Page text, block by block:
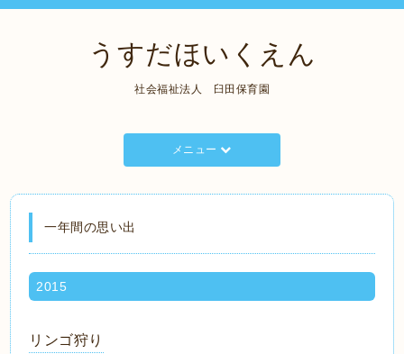
うすだほいくえん
社会福祉法人 臼田保育園
メニュー
一年間の思い出
2015
リンゴ狩り